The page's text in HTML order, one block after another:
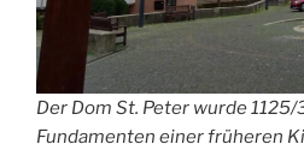
Der Dom St. Peter wurde 1125/
Fundamenten einer früheren